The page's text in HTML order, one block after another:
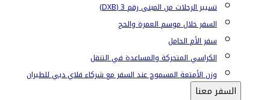
تسيير الرحلات من المبنى رقم 3 (DXB)
السفر خلال موسم العمرة والحج
سفر الأم الحامل
الكراسي المتحركة والمساعدة في التنقل
وزن الأمتعة المسموح عند السفر مع شركاء فلاي دبي للطيران
السفر معنا